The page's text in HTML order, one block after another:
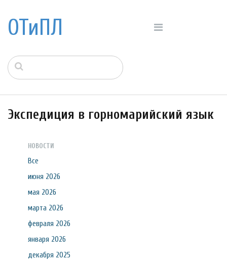
ОТиПЛ
Экспедиция в горномарийский язык
НОВОСТИ
Все
июня 2026
мая 2026
марта 2026
февраля 2026
января 2026
декабря 2025